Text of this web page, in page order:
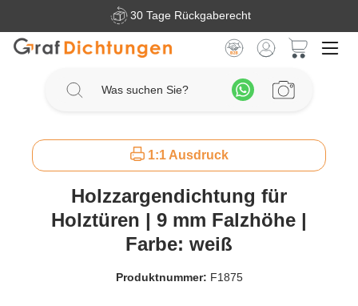
Zum Hauptinhalt springen30 Tage Rückgaberecht
1:1 Ausdruck
Holzzargendichtung für
Holztüren | 9 mm Falzhöhe |
Farbe: weiß
Produktnummer: F1875